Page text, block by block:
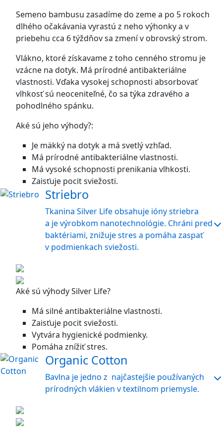
Semeno bambusu zasadíme do zeme a po 5 rokoch
dlhého očakávania vyrastú z neho výhonky a v
priebehu cca 6 týždňov sa zmení v obrovský strom.
Vlákno, ktoré získavame z toho cenného stromu je
vzácne na dotyk. Má prírodné antibakteriálne
vlastnosti. Vďaka vysokej schopnosti absorbovať
vlhkosť sú neoceniteľné, čo sa týka zdravého a
pohodlného spánku.
Aké sú jeho výhody?:
Je mäkký na dotyk a má svetlý vzhľad.
Má prírodné antibakteriálne vlastnosti.
Má vysoké schopnosti prenikania vlhkosti.
Zaisťuje pocit sviežosti.
Striebro
Tkanina Silver Life obsahuje ióny striebra
a je výrobkom nanotechnológie. Chráni pred
baktériami, znižuje stres a pomáha zaspať
v podmienkach sviežosti.
Aké sú výhody Silver Life?
Má silné antibakteriálne vlastnosti.
Zaisťuje pocit sviežosti.
Vytvára hygienické podmienky.
Pomáha znížiť stres.
Organic Cotton
Bavlna je jedno z najčastejšie používaných
prírodných vlákien v textilnom priemysle.